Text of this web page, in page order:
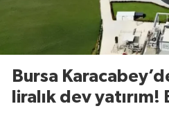
Bursa
liralık dev